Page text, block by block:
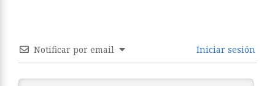
Notificar por email Iniciar sesión